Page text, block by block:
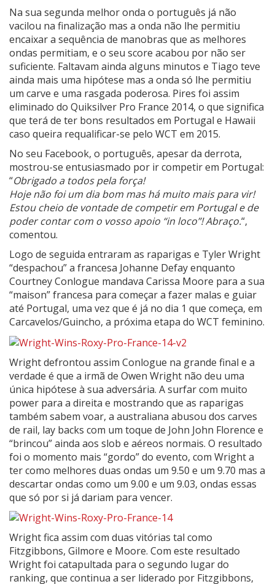
Na sua segunda melhor onda o português já não
vacilou na finalização mas a onda não lhe permitiu
encaixar a sequência de manobras que as melhores
ondas permitiam, e o seu score acabou por não ser
suficiente. Faltavam ainda alguns minutos e Tiago teve
ainda mais uma hipótese mas a onda só lhe permitiu
um carve e uma rasgada poderosa. Pires foi assim
eliminado do Quiksilver Pro France 2014, o que significa
que terá de ter bons resultados em Portugal e Hawaii
caso queira requalificar-se pelo WCT em 2015.
No seu Facebook, o português, apesar da derrota,
mostrou-se entusiasmado por ir competir em Portugal:
“Obrigado a todos pela força!
Hoje não foi um dia bom mas há muito mais para vir!
Estou cheio de vontade de competir em Portugal e de
poder contar com o vosso apoio “in loco”! Abraço.“,
comentou.
Logo de seguida entraram as raparigas e Tyler Wright
“despachou” a francesa Johanne Defay enquanto
Courtney Conlogue mandava Carissa Moore para a sua
“maison” francesa para começar a fazer malas e guiar
até Portugal, uma vez que é já no dia 1 que começa, em
Carcavelos/Guincho, a próxima etapa do WCT feminino.
Wright defrontou assim Conlogue na grande final e a
verdade é que a irmã de Owen Wright não deu uma
única hipótese à sua adversária. A surfar com muito
power para a direita e mostrando que as raparigas
também sabem voar, a australiana abusou dos carves
de rail, lay backs com um toque de John John Florence e
“brincou” ainda aos slob e aéreos normais. O resultado
foi o momento mais “gordo” do evento, com Wright a
ter como melhores duas ondas um 9.50 e um 9.70 mas a
descartar ondas como um 9.00 e um 9.03, ondas essas
que só por si já dariam para vencer.
Wright fica assim com duas vitórias tal como
Fitzgibbons, Gilmore e Moore. Com este resultado
Wright foi catapultada para o segundo lugar do
ranking, que continua a ser liderado por Fitzgibbons,